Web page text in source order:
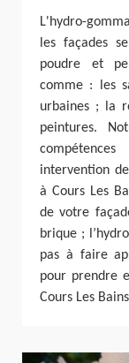
L'hydro-
les façades
poudre et
comme : les
urbaines ; la
peintures.
intervention
à Cours Les
de votre
brique ;
pas à faire
pour prendre
Cours Les